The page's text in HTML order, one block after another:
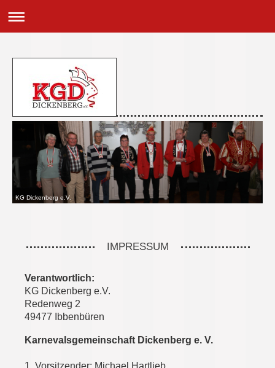
KG Dickenberg e.V.
IMPRESSUM
Verantwortlich:
KG Dickenberg e.V.
Redenweg 2
49477 Ibbenbüren
Karnevalsgemeinschaft Dickenberg e. V.
1. Vorsitzender: Michael Hartlieb